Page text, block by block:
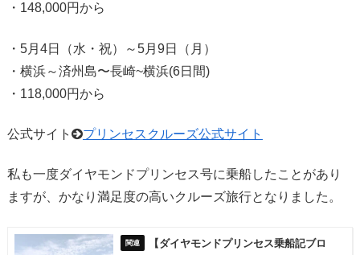
・148,000円から
・5月4日（水・祝）～5月9日（月）
・横浜～済州島〜長崎~横浜(6日間)
・118,000円から
公式サイト プリンセスクルーズ公式サイト
私も一度ダイヤモンドプリンセス号に乗船したことがあり
ますが、かなり満足度の高いクルーズ旅行となりました。
【ダイヤモンドプリンセス乗船記ブロ